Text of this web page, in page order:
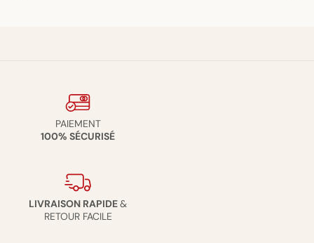
PAIEMENT
100% SÉCURISÉ
LIVRAISON RAPIDE&
RETOUR FACILE